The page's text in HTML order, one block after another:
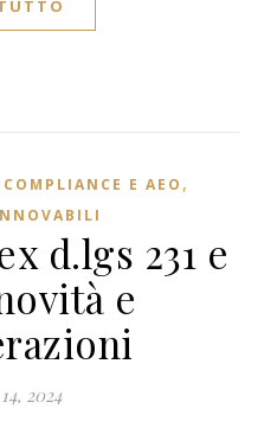
COMPLIANCE E AEO ,
d.lgs 231 e
e
2024